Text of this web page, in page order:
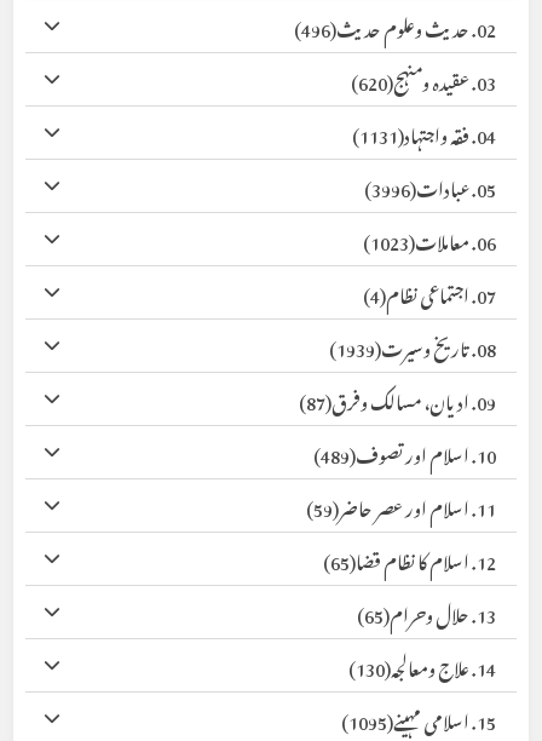
02. حدیث وعلوم حدیث
(496)
03. عقیدہ ومنہج
(620)
04. فقہ واجتہاد
(1131)
05. عبادات
(3996)
06. معاملات
(1023)
07. اجتماعی نظام
(4)
08. تاریخ وسیرت
(1939)
09. ادیان، مسالک وفرق
(87)
10. اسلام اور تصوف
(489)
11. اسلام اور عصر حاضر
(59)
12. اسلام کا نظام قضا
(65)
13. حلال وحرام
(65)
14. علاج ومعالجہ
(130)
15. اسلامی مہینے
(1095)